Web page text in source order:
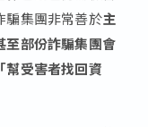
騙集團非常善於主
至部份詐騙集團會
幫受害者找回資